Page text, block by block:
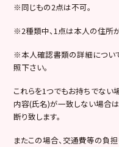
※同じもの2点は不可。
※2種類中、 1 点は本人の住所
※本人確認書類の詳細につい
照下さい。
これらを1つでもお持ちでない
内容(氏名)が一致しない場合
断り致します。
またこの場合、交通費等の負